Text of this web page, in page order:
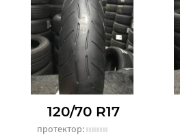
120/70 R17
протектор: